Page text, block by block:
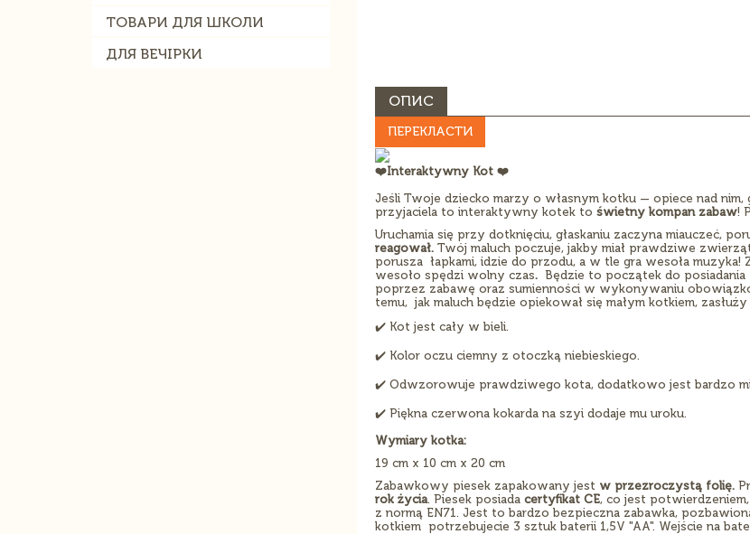
ТОВАРИ ДЛЯ ШКОЛИ
ДЛЯ ВЕЧІРКИ
ОПИС
ПЕРЕКЛАСТИ
❤️‍Interaktywny Kot ❤️‍
Jeśli Twoje dziecko marzy o własnym kotku — opiece nad
przyjaciela to interaktywny kotek to świetny kompan zabaw!
Uruchamia się przy dotknięciu, głaskaniu zaczyna miauczeć,
reagował.Twój maluch poczuje, jakby miał prawdziwe
porusza łapkami, idzie do przodu, a w tle gra wesoła
wesoło spędzi wolny czas. Będzie to początek do
poprzez zabawę oraz sumienności w wykonywaniu
temu, jak maluch będzie opiekował się małym kotkiem,
✔️ Kot jest cały w bieli.
✔️ Kolor oczu ciemny z otoczką niebieskiego.
✔️ Odwzorowuje prawdziwego kota, dodatkowo jest bardzo
✔️ Piękna czerwona kokarda na szyi dodaje mu uroku.
Wymiary kotka:
19 cm x 10 cm x 20 cm
Zabawkowy piesek zapakowany jest w przezroczystą folię.
rok życia. Piesek posiada certyfikat CE, co jest
z normą EN71. Jest to bardzo bezpieczna zabawka,
kotkiem potrzebujecie 3 sztuk baterii 1,5V "AA". Wejście na